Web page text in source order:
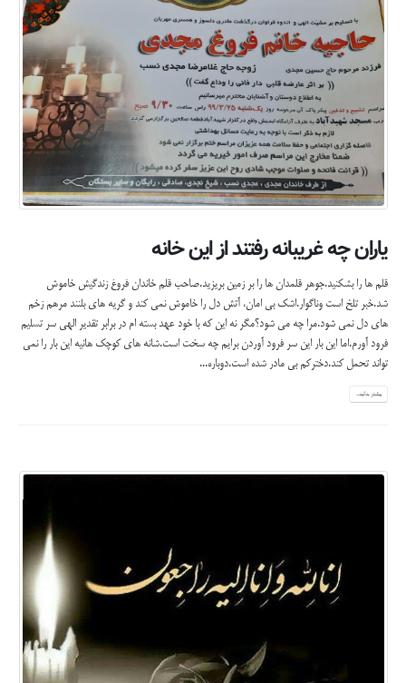
یاران چه غریبانه رفتند از این خانه
قلم ها را بشکنید.جوهر قلمدان ها را بر زمین بریزید.صاحب قلم خاندان فروغ زندگیش خاموش
شد.خبر تلخ است وناگوار.اشک بی امان، آتش دل را خاموش نمی کند و گریه های بلنند مرهم زخم
های دل نمی شود.مرا چه می شود؟مگر نه این که با خود عهد بسته ام در برابر تقدیر الهی سر تسلیم
فرود آورم.اما این بار این سر فرود آوردن برایم چه سخت است.شانه های کوچک هانیه این بار را نمی
تواند تحمل کند.دخترکم بی مادر شده است.دوباره...
بیشتر بدانید...